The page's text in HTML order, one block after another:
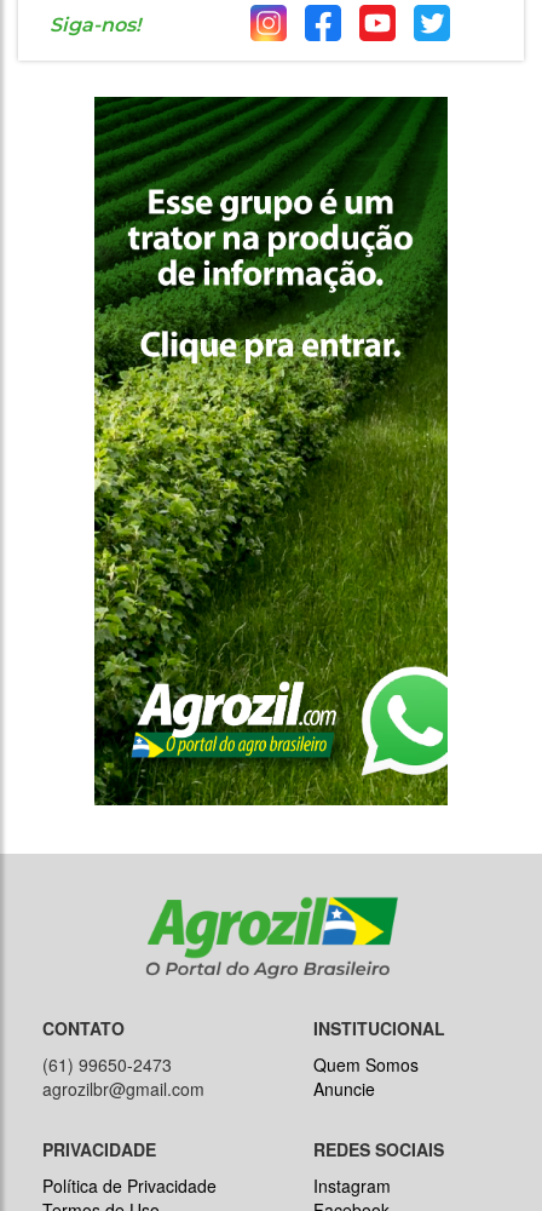
Siga-nos!
CONTATO
(61) 99650-2473
agrozilbr@gmail.com
INSTITUCIONAL
Quem Somos
Anuncie
PRIVACIDADE
Política de Privacidade
REDES SOCIAIS
Instagram